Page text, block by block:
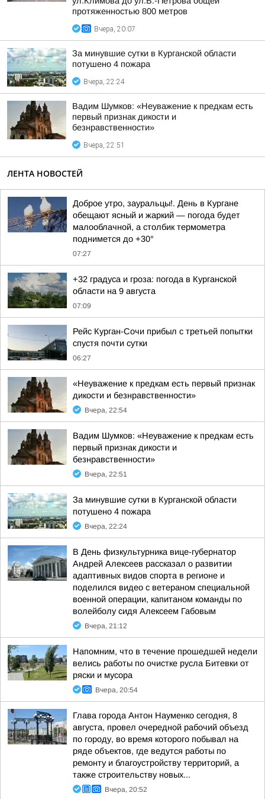
протяженностью 800 метров
Вчера, 20:07
За минувшие сутки в Курганской области
потушено 4 пожара
Вчера, 22:24
Вадим Шумков: «Неуважение к предкам есть
первый признак дикости и
безнравственности»
Вчера, 22:51
ЛЕНТА НОВОСТЕЙ
Доброе утро, зауральцы!. День в Кургане
обещают ясный и жаркий — погода будет
малооблачной, а столбик термометра
поднимется до +30°
07:27
+32 градуса и гроза: погода в Курганской
области на 9 августа
07:09
Рейс Курган-Сочи прибыл с третьей попытки
спустя почти сутки
06:27
«Неуважение к предкам есть первый признак
дикости и безнравственности»
Вчера, 22:54
Вадим Шумков: «Неуважение к предкам есть
первый признак дикости и
безнравственности»
Вчера, 22:51
За минувшие сутки в Курганской области
потушено 4 пожара
Вчера, 22:24
В День физкультурника вице-губернатор
Андрей Алексеев рассказал о развитии
адаптивных видов спорта в регионе и
поделился видео с ветераном специальной
военной операции, капитаном команды по
волейболу сидя Алексеем Габовым
Вчера, 21:12
Напомним, что в течение прошедшей недели
велись работы по очистке русла Битевки от
ряски и мусора
Вчера, 20:54
Глава города Антон Науменко сегодня, 8
августа, провел очередной рабочий объезд
по городу, во время которого побывал на
ряде объектов, где ведутся работы по
ремонту и благоустройству территорий, а
также строительству новых...
Вчера, 20:52